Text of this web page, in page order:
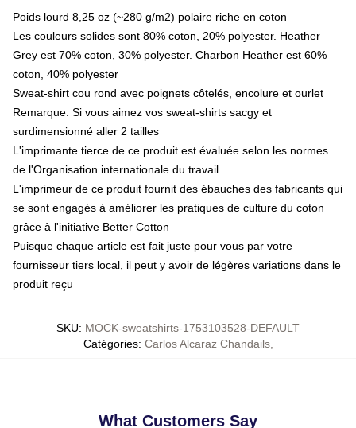
Poids lourd 8,25 oz (~280 g/m2) polaire riche en coton
Les couleurs solides sont 80% coton, 20% polyester. Heather
Grey est 70% coton, 30% polyester. Charbon Heather est 60%
coton, 40% polyester
Sweat-shirt cou rond avec poignets côtelés, encolure et ourlet
Remarque: Si vous aimez vos sweat-shirts sacgy et
surdimensionné aller 2 tailles
L'imprimante tierce de ce produit est évaluée selon les normes
de l'Organisation internationale du travail
L'imprimeur de ce produit fournit des ébauches des fabricants qui
se sont engagés à améliorer les pratiques de culture du coton
grâce à l'initiative Better Cotton
Puisque chaque article est fait juste pour vous par votre
fournisseur tiers local, il peut y avoir de légères variations dans le
produit reçu
SKU: MOCK-sweatshirts-1753103528-DEFAULT
Catégories: Carlos Alcaraz Chandails,
What Customers Say